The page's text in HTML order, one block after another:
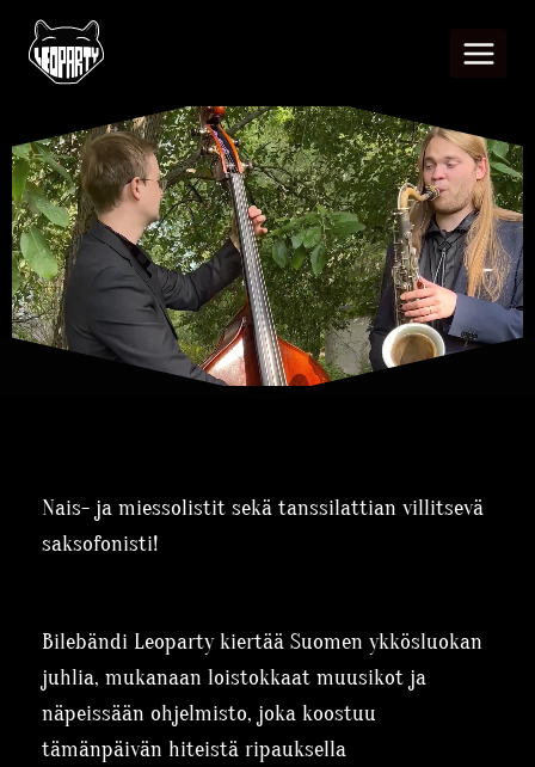
Nais- ja miessolistit sekä tanssilattian villitsevä
saksofonisti!
Bilebändi Leoparty kiertää Suomen ykkösluokan
juhlia, mukanaan loistokkaat muusikot ja
näpeissään ohjelmisto, joka koostuu
tämänpäivän hiteistä ripauksella